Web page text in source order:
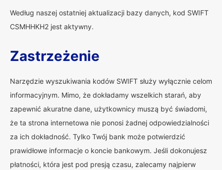
Według naszej ostatniej aktualizacji bazy danych, kod SWIFT
CSMHHKH2 jest aktywny.
Zastrzeżenie
Narzędzie wyszukiwania kodów SWIFT służy wyłącznie celom
informacyjnym. Mimo, że dokładamy wszelkich starań, aby
zapewnić akuratne dane, użytkownicy muszą być świadomi,
że ta strona internetowa nie ponosi żadnej odpowiedzialności
za ich dokładność. Tylko Twój bank może potwierdzić
prawidłowe informacje o koncie bankowym. Jeśli dokonujesz
płatności, która jest pod presją czasu, zalecamy najpierw